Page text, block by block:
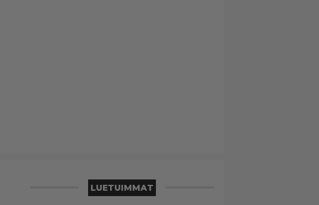
LUETUIMMAT